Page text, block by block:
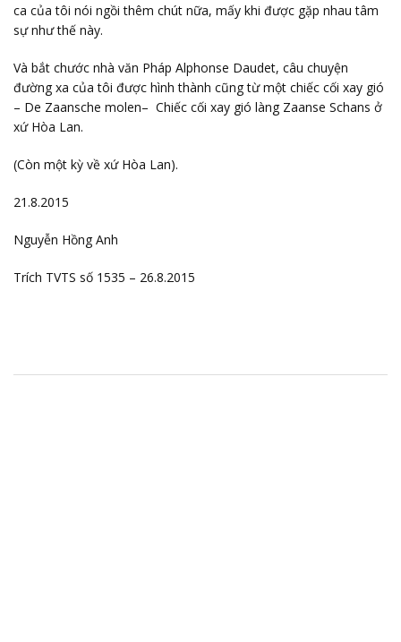
ca của tôi nói ngồi thêm chút nữa, mấy khi được gặp nhau tâm
sự như thế này.
Và bắt chước nhà văn Pháp Alphonse Daudet, câu chuyện
đường xa của tôi được hình thành cũng từ một chiếc cối xay gió
– De Zaansche molen– Chiếc cối xay gió làng Zaanse Schans ở
xứ Hòa Lan.
(Còn một kỳ về xứ Hòa Lan).
21.8.2015
Nguyễn Hồng Anh
Trích TVTS số 1535 – 26.8.2015